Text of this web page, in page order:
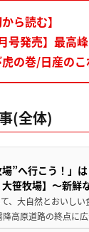
ら読む】
号発売】最高
の巻/日産の
(全体)
場”へ行こう！」
大笹牧場】～新
、大自然とおいし
高原道路の終点に